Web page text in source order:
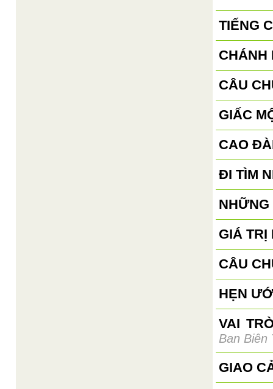
TIẾNG
CHÁNH
CÂU
GIẤC
CAO
ĐI TÌM
GIÁ TRỊ
CÂU
HẸN
VAI
Ban Biên
GIAO